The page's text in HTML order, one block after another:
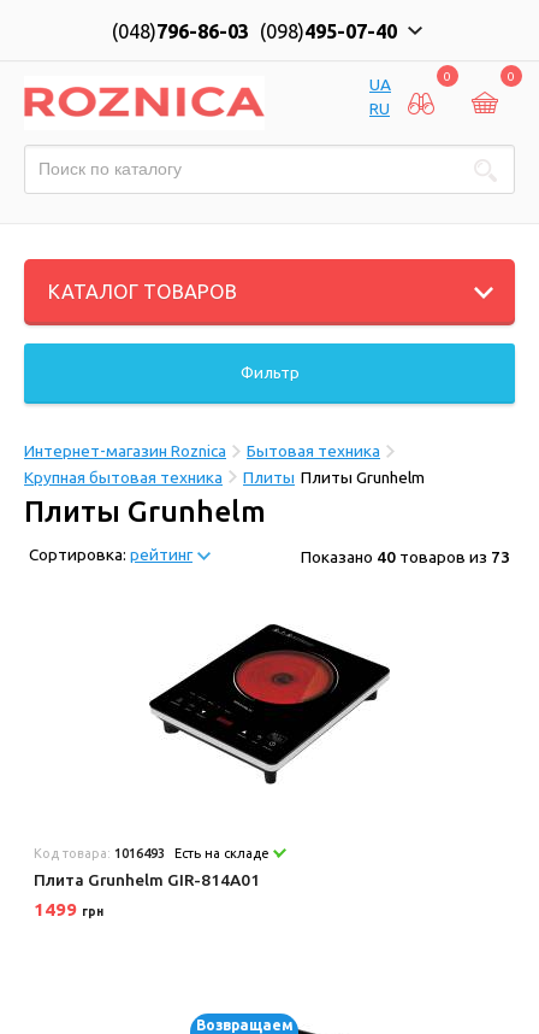
(048)796-86-03 (098)495-07-40
UA
RU
0 0
КАТАЛОГ ТОВАРОВ
Фильтр
Интернет-магазин Roznica
Бытовая техника
Крупная бытовая техника
Плиты Плиты Grunhelm
Плиты Grunhelm
Сортировка: рейтинг Показано 40 товаров из 73
Код товара: 1016493 Есть на складе
Плита Grunhelm GIR-814A01
1499 грн
Возвращаем